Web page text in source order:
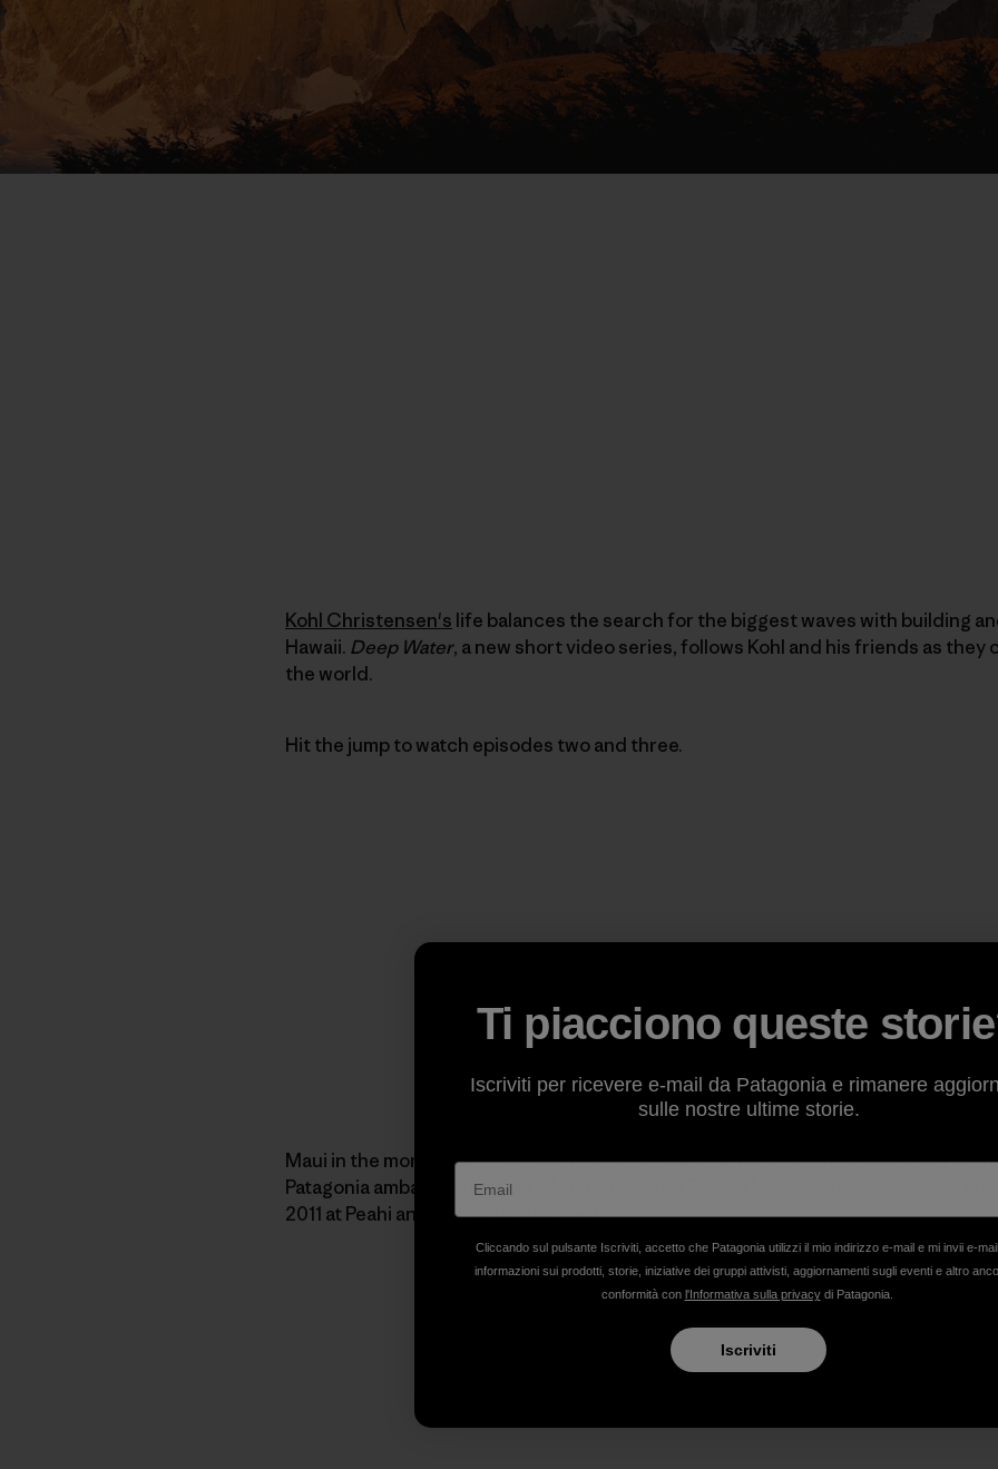
Kohl Christensen's life balances the search for the biggest waves with building
Hawaii. Deep Water, a new short video series, follows Kohl and his friends as they
the world.
Hit the jump to watch episodes two and three.
Maui in the morning and the North Shore in the afternoon. In the second part of
Patagonia ambassadors Kohl Christensen and
double-session
2011 at Peahi and an Oahu outer reef.
Ti piacciono queste
Iscriviti per ricevere e-mail da Patagonia e rimanere
sulle nostre ultime storie.
Cliccando sul pulsante Iscriviti, accetto che Patagonia utilizzi il mio indirizzo e-mail e mi invii e-
informazioni sui prodotti, storie, iniziative dei gruppi attivisti, aggiornamenti sugli eventi e altro
conformità con l'Informativa sulla privacydi Patagonia.
Iscriviti